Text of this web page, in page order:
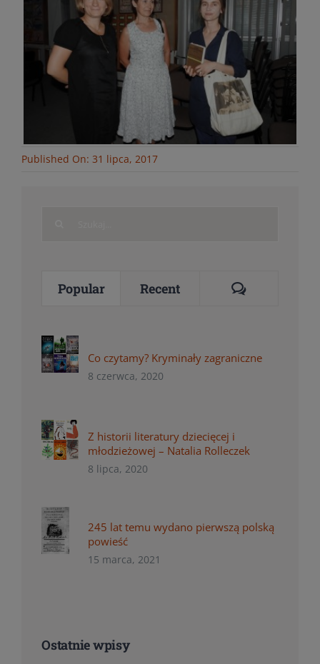
Published On: 31 lipca, 2017
Popular Recent Comments
Co czytamy? Kryminały zagraniczne
8 czerwca, 2020
Z historii literatury dziecięcej i
młodzieżowej – Natalia Rolleczek
8 lipca, 2020
245 lat temu wydano pierwszą polską
powieść
15 marca, 2021
Ostatnie wpisy